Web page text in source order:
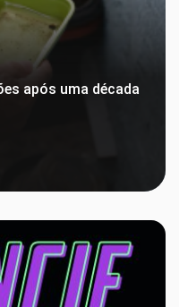
após uma década